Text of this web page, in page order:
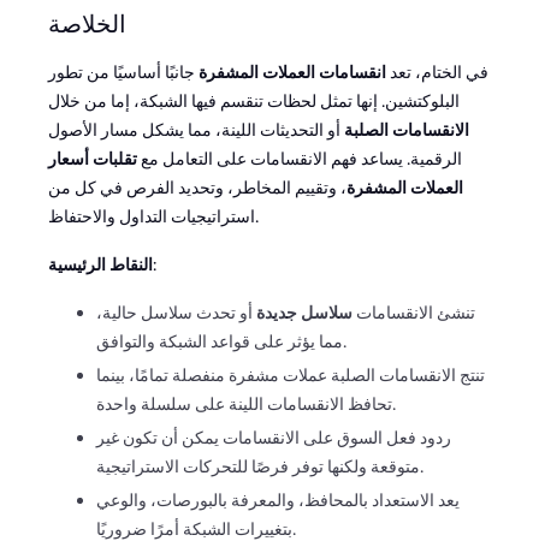
الخلاصة
في الختام، تعدانقسامات العملات المشفرة جانبًا أساسيًا من تطور
البلوكتشين. إنها تمثل لحظات تنقسم فيها الشبكة، إما من خلال
الانقسامات الصلبة أو التحديثات اللينة، مما يشكل مسار الأصول
الرقمية. يساعد فهم الانقسامات على التعامل معتقلبات أسعار
العملات المشفرة، وتقييم المخاطر، وتحديد الفرص في كل من
استراتيجيات التداول والاحتفاظ.
النقاط الرئيسية:
تنشئ الانقسامات سلاسل جديدة أو تحدث سلاسل حالية،
مما يؤثر على قواعد الشبكة والتوافق.
تنتج الانقسامات الصلبة عملات مشفرة منفصلة تمامًا، بينما
تحافظ الانقسامات اللينة على سلسلة واحدة.
ردود فعل السوق على الانقسامات يمكن أن تكون غير
متوقعة ولكنها توفر فرصًا للتحركات الاستراتيجية.
يعد الاستعداد بالمحافظ، والمعرفة بالبورصات، والوعي
بتغييرات الشبكة أمرًا ضروريًا.